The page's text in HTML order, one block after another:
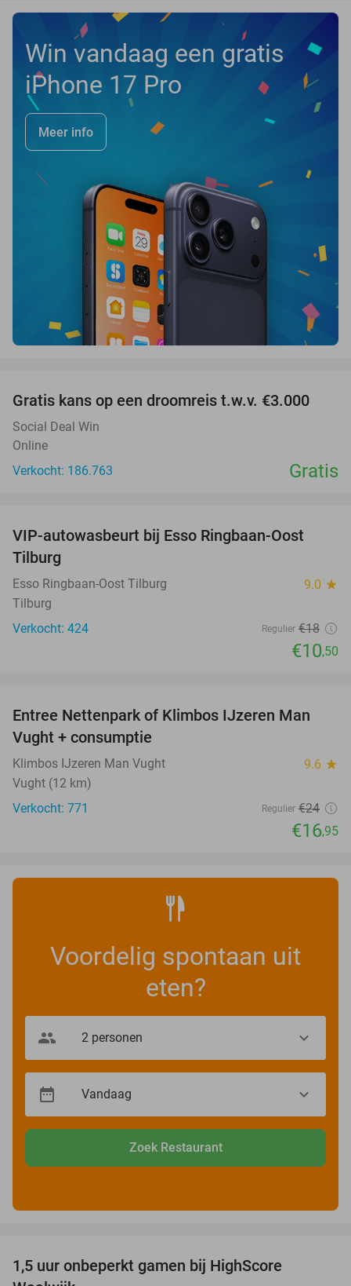
Win vandaag een gratis
iPhone 17 Pro
Meer info
Gratis kans op een droomreis t.w.v. €3.000
Social Deal Win
Online
Verkocht: 186.763
Gratis
42%
VIP-autowasbeurt bij Esso Ringbaan-Oost
Tilburg
Esso Ringbaan-Oost Tilburg 9.0 star
Tilburg
Verkocht: 424
Regulier €18
€10,50
29%
Entree Nettenpark of Klimbos IJzeren Man
Vught + consumptie
Klimbos IJzeren Man Vught 9.6 star
Vught (12 km)
Verkocht: 771
Regulier €24
€16,95
Voordelig spontaan uit
eten?
Zoek Restaurant
1,5 uur onbeperkt gamen bij HighScore